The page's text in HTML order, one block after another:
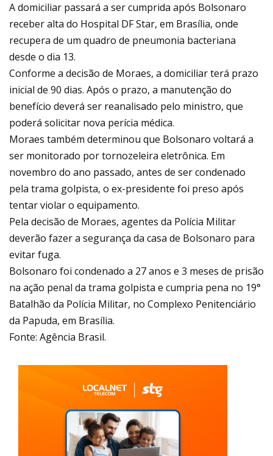
A domiciliar passará a ser cumprida após Bolsonaro
receber alta do Hospital DF Star, em Brasília, onde
recupera de um quadro de pneumonia bacteriana
desde o dia 13.
Conforme a decisão de Moraes, a domiciliar terá prazo
inicial de 90 dias. Após o prazo, a manutenção do
benefício deverá ser reanalisado pelo ministro, que
poderá solicitar nova perícia médica.
Moraes também determinou que Bolsonaro voltará a
ser monitorado por tornozeleira eletrônica. Em
novembro do ano passado, antes de ser condenado
pela trama golpista, o ex-presidente foi preso após
tentar violar o equipamento.
Pela decisão de Moraes, agentes da Polícia Militar
deverão fazer a segurança da casa de Bolsonaro para
evitar fuga.
Bolsonaro foi condenado a 27 anos e 3 meses de prisão
na ação penal da trama golpista e cumpria pena no 19°
Batalhão da Polícia Militar, no Complexo Penitenciário
da Papuda, em Brasília.
Fonte: Agência Brasil.